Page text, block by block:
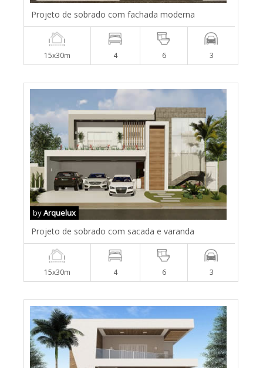
Projeto de sobrado com fachada moderna
15x30m 4 6 3
byArquelux
Projeto de sobrado com sacada e varanda
15x30m 4 6 3